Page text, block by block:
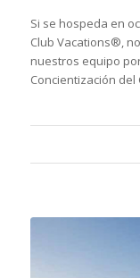
Si se hospeda en
Club Vacations®,
nuestros equipo
Concientización del